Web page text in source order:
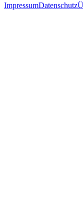
ImpressumDatenschutz